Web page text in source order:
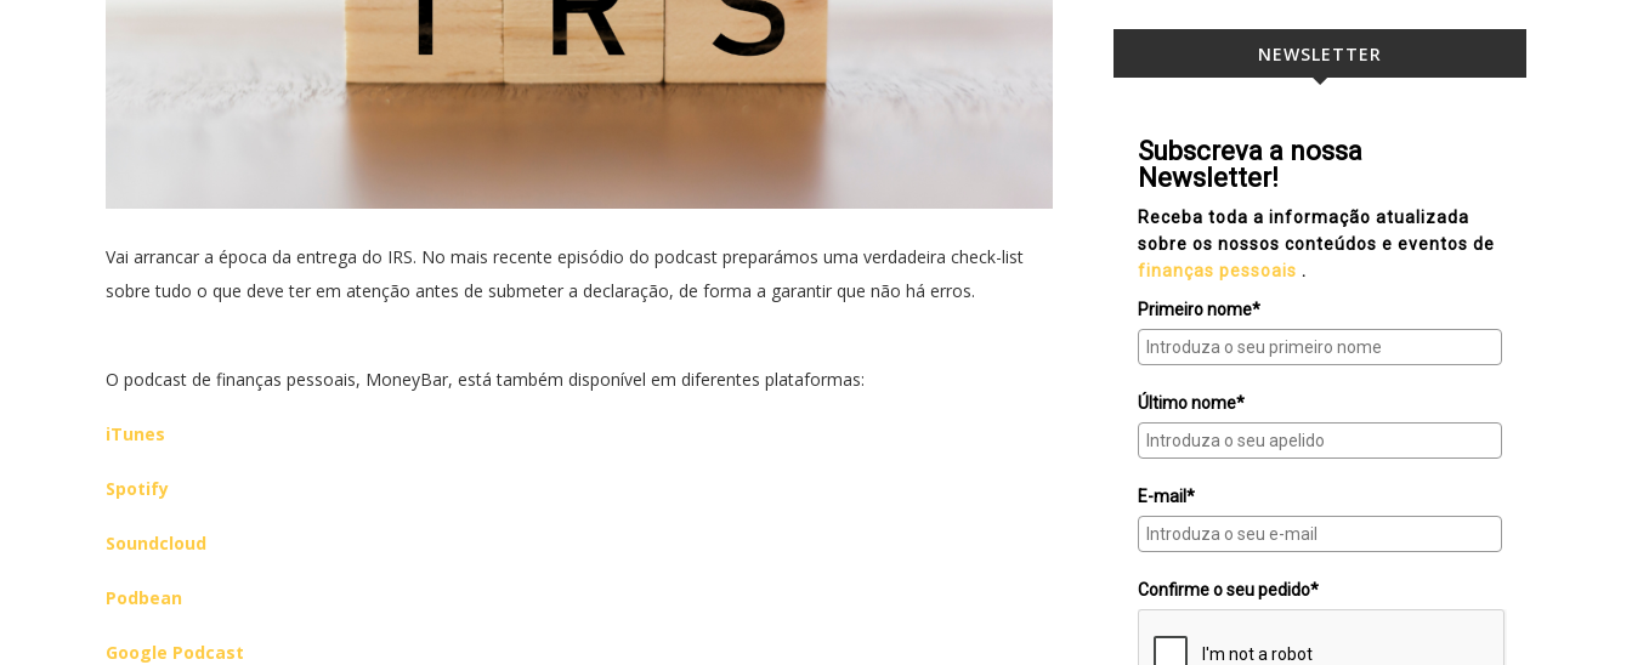
Vai arrancar a época da entrega do IRS. No mais recente episódio do podcast preparámos uma verdadeira check-list
sobre tudo o que deve ter em atenção antes de submeter a declaração, de forma a garantir que não há erros.
O podcast de finanças pessoais, MoneyBar, está também disponível em diferentes plataformas:
iTunes
Spotify
Soundcloud
Podbean
Google Podcast
NEWSLETTER
Subscreva a nossa
Newsletter!
Receba toda a informação atualizada
sobre os nossos conteúdos e eventos de
finanças pessoais .
Primeiro nome*
Último nome*
E-mail*
Confirme o seu pedido*